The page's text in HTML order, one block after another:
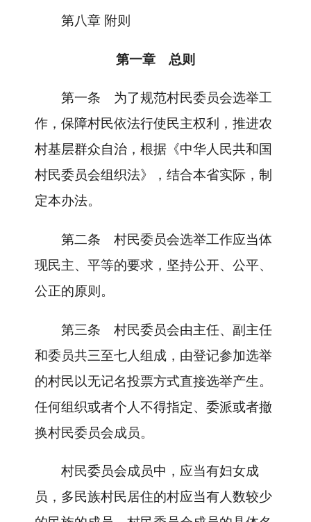
第八章 附则
第一章 总则
第一条 为了规范村民委员会选举工
作，保障村民依法行使民主权利，推进农
村基层群众自治，根据《中华人民共和国
村民委员会组织法》，结合本省实际，制
定本办法。
第二条 村民委员会选举工作应当体
现民主、平等的要求，坚持公开、公平、
公正的原则。
第三条 村民委员会由主任、副主任
和委员共三至七人组成，由登记参加选举
的村民以无记名投票方式直接选举产生。
任何组织或者个人不得指定、委派或者撤
换村民委员会成员。
村民委员会成员中，应当有妇女成
员，多民族村民居住的村应当有人数较少